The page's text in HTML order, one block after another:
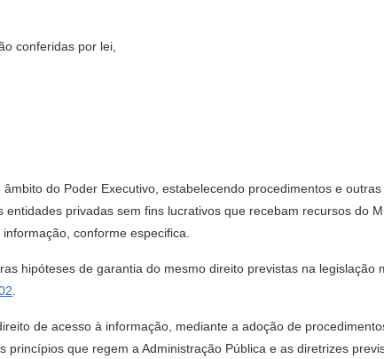
conferidas por lei,
âmbito do Poder Executivo, estabelecendo procedimentos e outras
privadas sem fins lucrativos que recebam recursos do
conforme especifica.
hipóteses de garantia do mesmo direito previstas na legislação
de acesso à informação, mediante a adoção de
que regem a Administração Pública e as diretrizes